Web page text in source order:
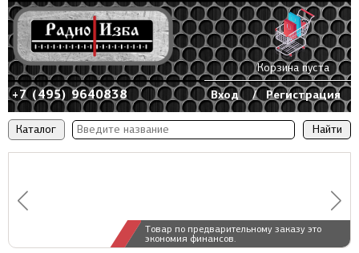
Каталог
Товар по предварительному заказу это
экономия финансов.
+7 (495) 9640838 Вход / Регистрация
Корзина пуста